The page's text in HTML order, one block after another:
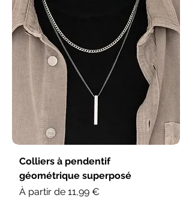
Colliers à pendentif
géométrique superposé
À partir de 11,99 €
Prix promotionnel